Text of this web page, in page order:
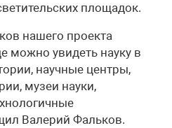
площадок.
нашего проекта
можно увидеть науку в
научные центры,
музеи науки,
Валерий Фальков.